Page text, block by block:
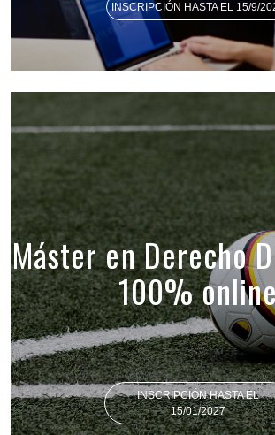
INSCRIPCIÓN HASTA EL 15/9/
Máster en Derecho
100%
INSCRIPCIÓN HASTA EL
15/01/2027